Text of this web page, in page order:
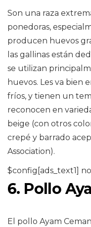
Son una raza
ponedoras,
producen huevos
las gallinas están
se utilizan
huevos. Les va bien
fríos, y tienen un
reconocen en
beige (con otros
crepé y barrado
Association).
$config[ads_text1]
6. Pollo
El pollo Ayam